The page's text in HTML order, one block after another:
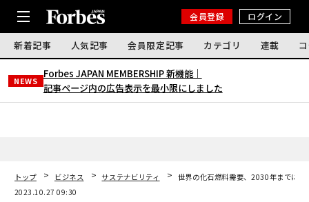
会員登録 ログイン
新着記事 人気記事 会員限定記事 カテゴリ 連載
NEWS
Forbes JAPAN MEMBERSHIP 新機能｜
記事ページ内の広告表示を最小限にしました
トップ ビジネス サステナビリティ
世界の化石燃料需要、2030年までに
2023.10.27 09:30